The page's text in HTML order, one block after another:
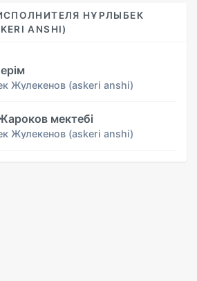
НҰРЛЫБЕК
ANSHI)
Жулекенов (askeri anshi)
мектебі
Жулекенов (askeri anshi)